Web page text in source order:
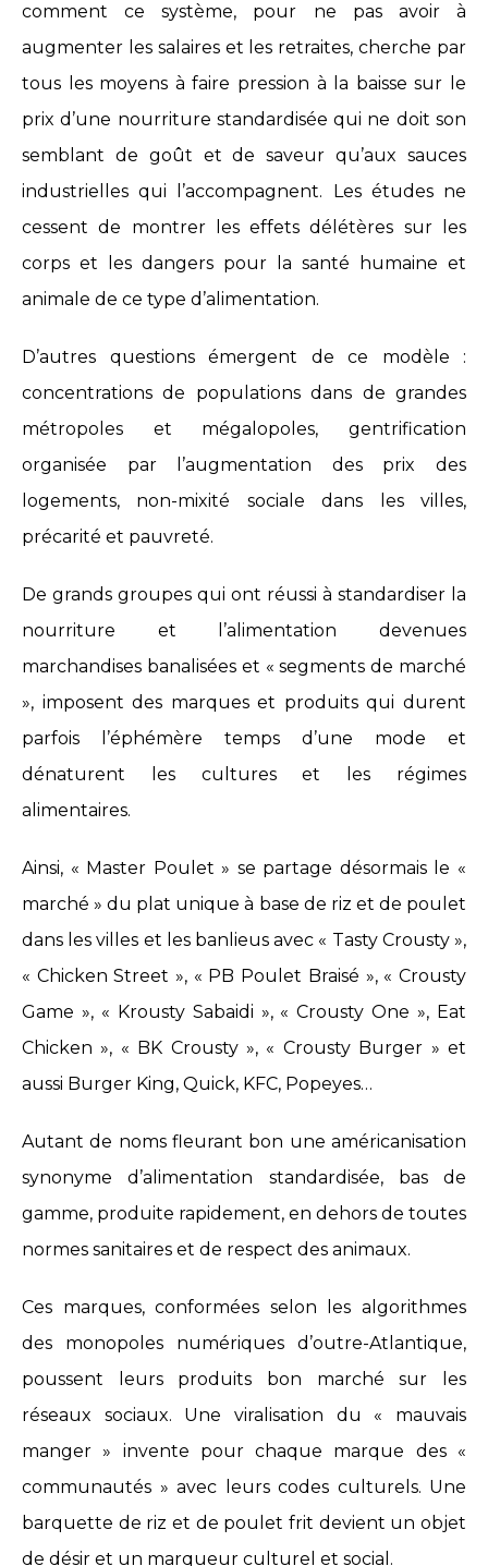
comment ce système, pour ne pas avoir à
augmenter les salaires et les retraites, cherche par
tous les moyens à faire pression à la baisse sur le
prix d’une nourriture standardisée qui ne doit son
semblant de goût et de saveur qu’aux sauces
industrielles qui l’accompagnent. Les études ne
cessent de montrer les effets délétères sur les
corps et les dangers pour la santé humaine et
animale de ce type d’alimentation.
D’autres questions émergent de ce modèle :
concentrations de populations dans de grandes
métropoles et mégalopoles, gentrification
organisée par l’augmentation des prix des
logements, non-mixité sociale dans les villes,
précarité et pauvreté.
De grands groupes qui ont réussi à standardiser la
nourriture et l’alimentation devenues
marchandises banalisées et « segments de marché
», imposent des marques et produits qui durent
parfois l’éphémère temps d’une mode et
dénaturent les cultures et les régimes
alimentaires.
Ainsi, « Master Poulet » se partage désormais le «
marché » du plat unique à base de riz et de poulet
dans les villes et les banlieus avec « Tasty Crousty »,
« Chicken Street », « PB Poulet Braisé », « Crousty
Game », « Krousty Sabaidi », « Crousty One », Eat
Chicken », « BK Crousty », « Crousty Burger » et
aussi Burger King, Quick, KFC, Popeyes…
Autant de noms fleurant bon une américanisation
synonyme d’alimentation standardisée, bas de
gamme, produite rapidement, en dehors de toutes
normes sanitaires et de respect des animaux.
Ces marques, conformées selon les algorithmes
des monopoles numériques d’outre-Atlantique,
poussent leurs produits bon marché sur les
réseaux sociaux. Une viralisation du « mauvais
manger » invente pour chaque marque des «
communautés » avec leurs codes culturels. Une
barquette de riz et de poulet frit devient un objet
de désir et un marqueur culturel et social.